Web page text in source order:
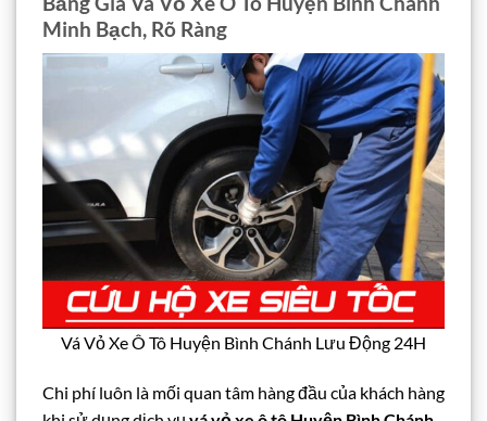
Minh Bạch, Rõ Ràng
Vá Vỏ Xe Ô Tô Huyện Bình Chánh Lưu Động 24H
Chi phí luôn là mối quan tâm hàng đầu của khách hàng